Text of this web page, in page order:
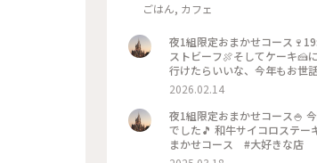
ごはん, カフェ
夜1組限定おまかせコース
ストビーフ🍖そしてケーキ🍰
行けたらいいな、今年もお
定 #おまかせコース
2026.02.14
夜1組限定おまかせコース🍚
でした🎵 和牛サイコロステ
まかせコース #大好きな店